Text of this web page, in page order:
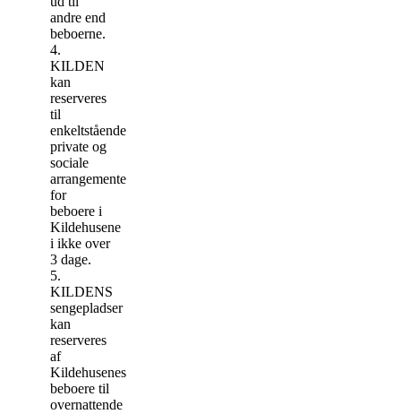
andre end
beboerne.
4.
KILDEN
kan
reserveres
til
enkeltstående
private og
sociale
arrangementer
for
beboere i
Kildehusene
i ikke over
3 dage.
5.
KILDENS
sengepladser
kan
reserveres
af
Kildehusenes
beboere til
overnattende